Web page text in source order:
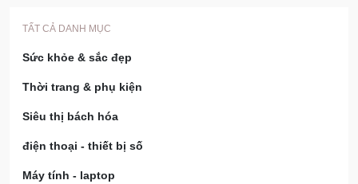
TẤT CẢ DANH MỤC
Sức khỏe & sắc đẹp
Thời trang & phụ kiện
Siêu thị bách hóa
điện thoại - thiết bị số
Máy tính - laptop